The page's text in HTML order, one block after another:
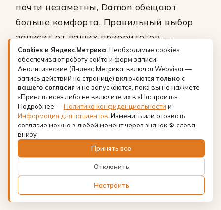
почти незаметны, Damon обещают
больше комфорта. Правильный выбор
зависит от ваших приоритетов —
бюджета, скорости лечения и желания
скрывать аппаратуру. Врачи
Стоматологии АааМ помогут подобрать
оптимальный вариант на первичной
консультации, учитывая сложность
вашего прикуса и индивидуальные
пожелания. Запишитесь на приём
к ортодонту на Большой Подьяческой
и начните путь к здоровой улыбке уже
Cookies и Яндекс.Метрика.Необходимые cookies
обеспечивают работу сайта и форм записи.
Аналитические (Яндекс.Метрика, включая Webvisor —
запись действий на странице) включаются только с
вашего согласия и не запускаются, пока вы не нажмёте
«Принять все» либо не включите их в «Настроить».
Подробнее —Политика конфиденциальности и
Информация для пациентов . Изменить или отозвать
согласие можно в любой момент через значок ⚙ слева
внизу.
Принять все
Отклонить
Настроить